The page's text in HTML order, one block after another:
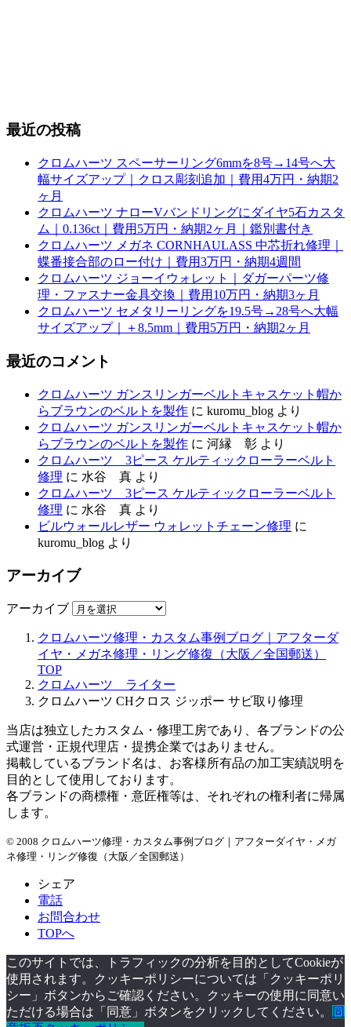
最近の投稿
クロムハーツ スペーサーリング6mmを8号→14号へ大
幅サイズアップ｜クロス彫刻追加｜費用4万円・納期2
ヶ月
クロムハーツ ナローVバンドリングにダイヤ5石カスタ
ム｜0.136ct｜費用5万円・納期2ヶ月｜鑑別書付き
クロムハーツ メガネ CORNHAULASS 中芯折れ修理｜
蝶番接合部のロー付け｜費用3万円・納期4週間
クロムハーツ ジョーイウォレット｜ダガーパーツ修
理・ファスナー金具交換｜費用10万円・納期3ヶ月
クロムハーツ セメタリーリングを19.5号→28号へ大幅
サイズアップ｜＋8.5mm｜費用5万円・納期2ヶ月
最近のコメント
クロムハーツ ガンスリンガーベルトキャスケット帽か
らブラウンのベルトを製作 に kuromu_blog より
クロムハーツ ガンスリンガーベルトキャスケット帽か
らブラウンのベルトを製作 に 河縁 彰 より
クロムハーツ 3ピース ケルティックローラーベルト
修理 に 水谷 真 より
クロムハーツ 3ピース ケルティックローラーベルト
修理 に 水谷 真 より
ビルウォールレザー ウォレットチェーン修理 に
kuromu_blog より
アーカイブ
アーカイブ
クロムハーツ修理・カスタム事例ブログ｜アフターダ
イヤ・メガネ修理・リング修復（大阪／全国郵送）
TOP
クロムハーツ ライター
クロムハーツ CHクロス ジッポー サビ取り修理
当店は独立したカスタム・修理工房であり、各ブランドの公
式運営・正規代理店・提携企業ではありません。
掲載しているブランド名は、お客様所有品の加工実績説明を
目的として使用しております。
各ブランドの商標権・意匠権等は、それぞれの権利者に帰属
します。
© 2008 クロムハーツ修理・カスタム事例ブログ｜アフターダイヤ・メガ
ネ修理・リング修復（大阪／全国郵送）
シェア
電話
お問合わせ
TOPへ
このサイトでは、トラフィックの分析を目的としてCookieが
使用されます。クッキーポリシーについては「クッキーポリ
シー」ボタンからご確認ください。クッキーの使用に同意い
ただける場合は「同意」ボタンをクリックしてください。
同